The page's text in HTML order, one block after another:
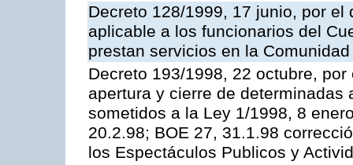
Decreto 128/1999, 17 junio, por
aplicable a los funcionarios del
prestan servicios en la
Decreto 193/1998, 22 octubre,
apertura y cierre de
sometidos a la Ley 1/1998, 8
20.2.98; BOE 27, 31.1.98
los Espectáculos Publicos y